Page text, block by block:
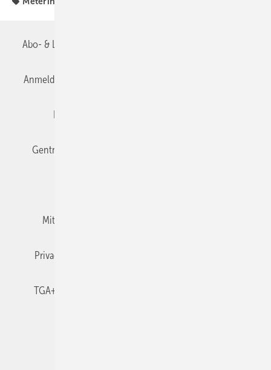
Abo- & Leserservice
Anmelden
Editor's choice
Gentner Verlag
Mitgliedschaften und Engagement
Privacy Manager
TGA+E-WissensCheck